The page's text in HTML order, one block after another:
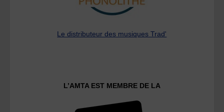
Le distributeur des musiques Trad'
L’AMTA EST MEMBRE DE LA